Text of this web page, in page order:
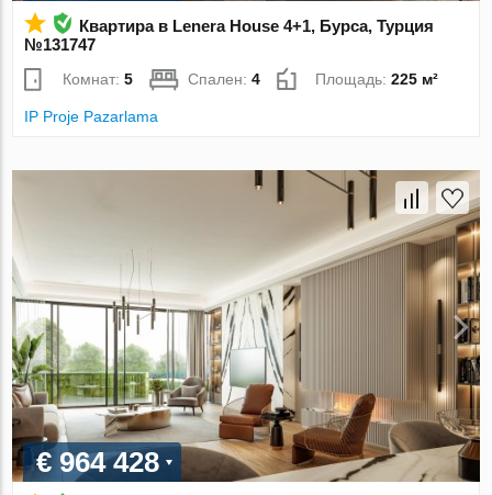
Квартира в Lenera House 4+1, Бурса, Турция
№131747
Комнат:5 Спален:4 Площадь:225 м²
IP Proje Pazarlama
€ 964 428